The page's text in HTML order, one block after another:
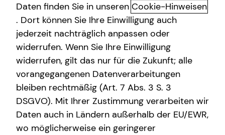
Sach- und Vermögenssicherung
Expat
werden sollte
Einen wertvollen Gegenstand, das eigene Auto oder die
Wohnung versichern? Klingt logisch. Aber auch die eigene
Arbeitskraft sollten erwerbstätige Menschen finanziell
absichern. Hast du schon einmal darüber nachgedacht,
was passieren würde, wenn du aus gesundheitlichen
Gründen nicht mehr arbeiten könntest? Dieses Risiko ist
viel höher, als die meisten vermuten. Jede vierte Person
ist im Laufe ihres Berufslebens von Erwerbs- oder gar
Berufsunfähigkeit bedroht. Ein schlimmer Unfall oder eine
Daten finden Sie in unseren Cookie-Hinweisen
. Dort können Sie Ihre Einwilligung auch
jederzeit nachträglich anpassen oder
widerrufen. Wenn Sie Ihre Einwilligung
widerrufen, gilt das nur für die Zukunft; alle
vorangegangenen Datenverarbeitungen
bleiben rechtmäßig (Art. 7 Abs. 3 S. 3
DSGVO). Mit Ihrer Zustimmung verarbeiten wir
Daten auch in Ländern außerhalb der EU/EWR,
wo möglicherweise ein geringerer